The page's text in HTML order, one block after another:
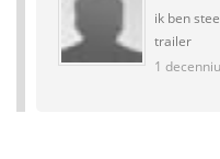
ik ben
trailer
1